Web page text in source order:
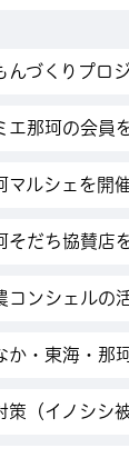
んづくりプロ
エ那珂の会員
マルシェを開催
そだち協賛店
コンシェルの
か・東海・那
策（イノシシ